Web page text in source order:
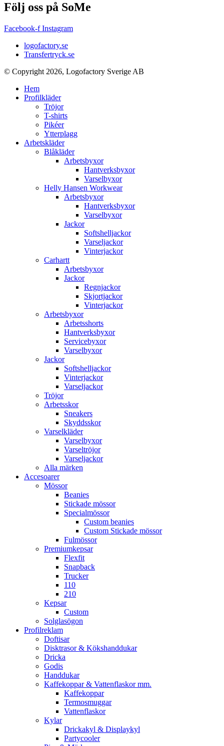
Följ oss på SoMe
Facebook-f Instagram
logofactory.se
Transfertryck.se
© Copyright 2026, Logofactory Sverige AB
Hem
Profilkläder
Tröjor
T-shirts
Pikéer
Ytterplagg
Arbetskläder
Blåkläder
Arbetsbyxor
Hantverksbyxor
Varselbyxor
Helly Hansen Workwear
Arbetsbyxor
Hantverksbyxor
Varselbyxor
Jackor
Softshelljackor
Varseljackor
Vinterjackor
Carhartt
Arbetsbyxor
Jackor
Regnjackor
Skjortjackor
Vinterjackor
Arbetsbyxor
Arbetsshorts
Hantverksbyxor
Servicebyxor
Varselbyxor
Jackor
Softshelljackor
Vinterjackor
Varseljackor
Tröjor
Arbetsskor
Sneakers
Skyddsskor
Varselkläder
Varselbyxor
Varseltröjor
Varseljackor
Alla märken
Accesoarer
Mössor
Beanies
Stickade mössor
Specialmössor
Custom beanies
Custom Stickade mössor
Fulmössor
Premiumkepsar
Flexfit
Snapback
Trucker
110
210
Kepsar
Custom
Solglasögon
Profilreklam
Doftisar
Disktrasor & Kökshanddukar
Dricka
Godis
Handdukar
Kaffekoppar & Vattenflaskor mm.
Kaffekoppar
Termosmuggar
Vattenflaskor
Kylar
Drickakyl & Displaykyl
Partycooler